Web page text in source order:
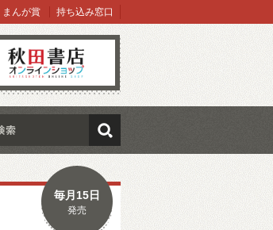
インショップ
まんが賞 持ち込み窓口
検索
毎月15日
発売